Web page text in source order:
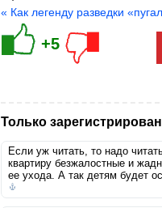
« Как легенду разведки
+5
Только
Если уж читать, то надо
квартиру безжалостные и
ее ухода. А так детям будет